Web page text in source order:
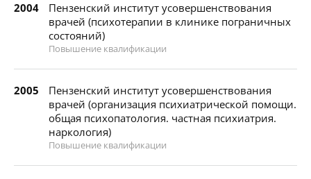
2004
Пензенский институт усовершенствования
врачей (психотерапии в клинике пограничных
состояний)
Повышение квалификации
2005
Пензенский институт усовершенствования
врачей (организация психиатрической помощи.
общая психопатология. частная психиатрия.
наркология)
Повышение квалификации